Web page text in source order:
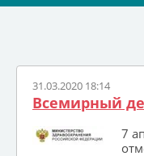
31.03.2020 18:14
Всемирный
7